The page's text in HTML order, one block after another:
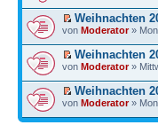
Weihnachten
von Moderator»
Weihnachten
von Moderator»
Weihnachten
von Moderator»